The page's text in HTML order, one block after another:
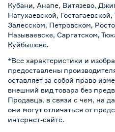
Кубани, Анапе, Витязево,
Натухаевской,
Залесском, Петровском,
Называевске, Саргатском,
Куйбышеве.
*Все характеристики и
предоставлены
оставляет за собой право
внешний вид товара без
Продавца, в связи с чем, на
они могут отличаться от
интернет-сайте.